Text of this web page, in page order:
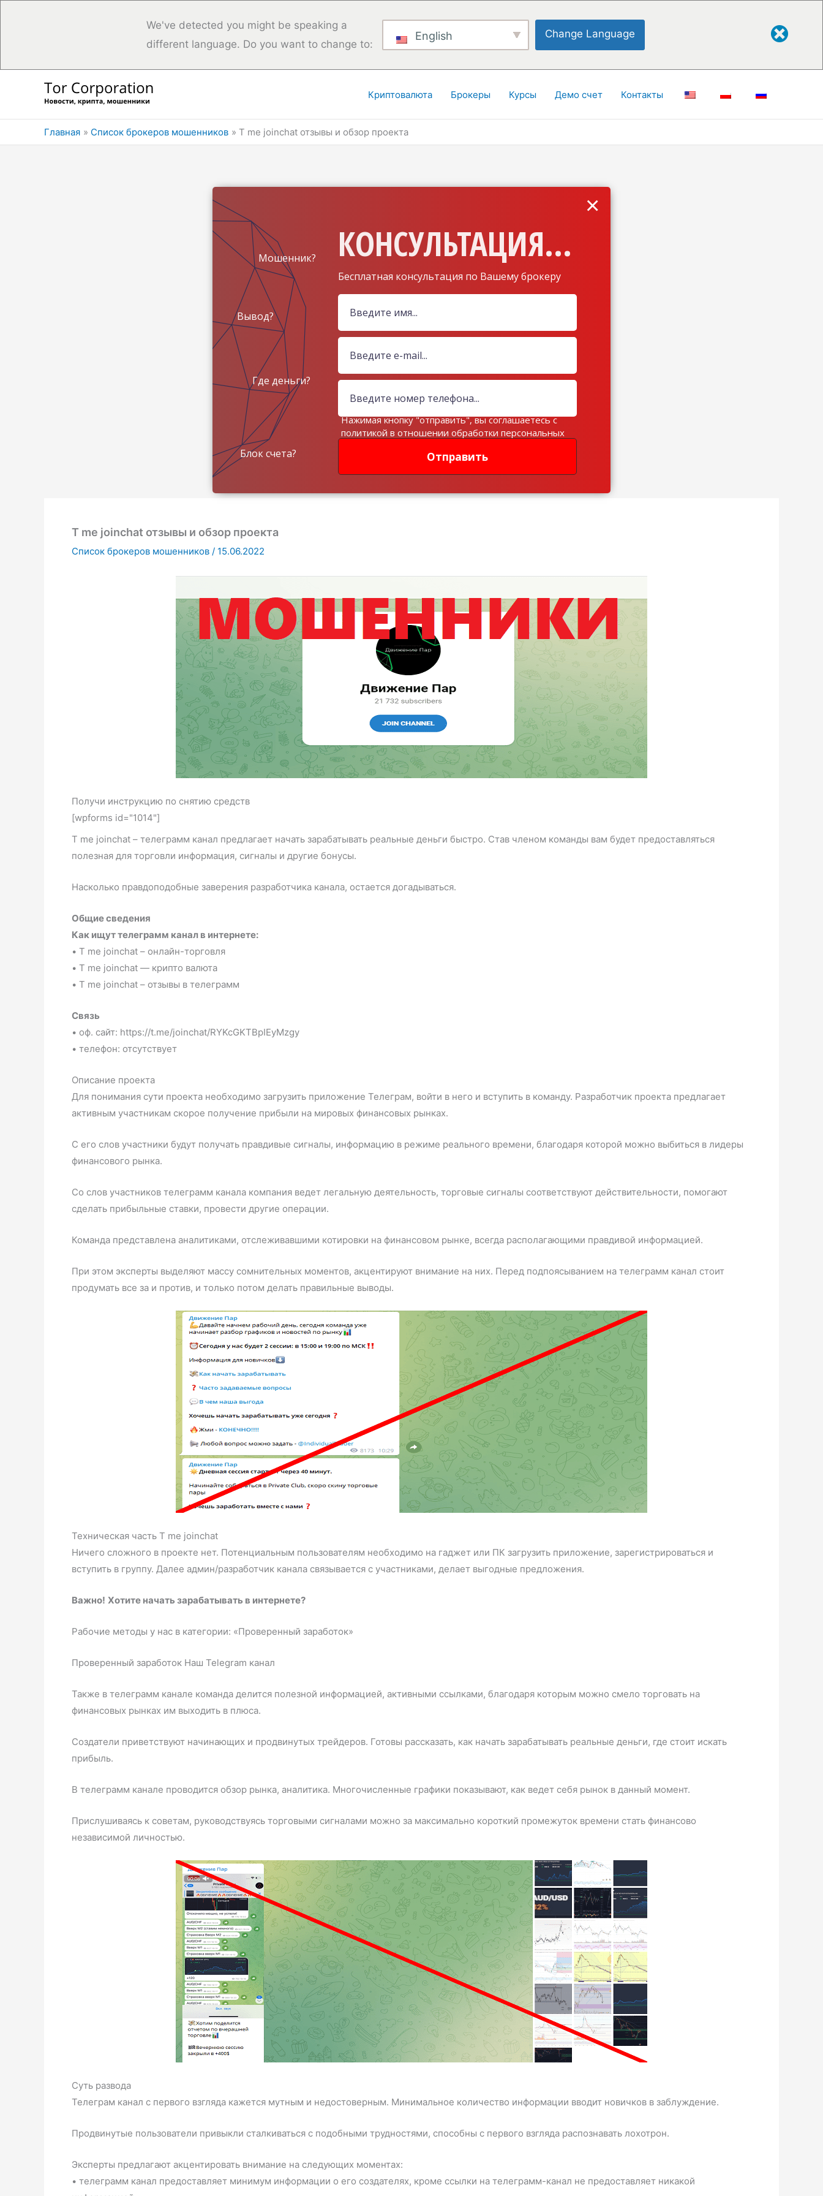
We've detected you might be speaking a
different language. Do you want to change to:
English Change Language
Криптовалюта Брокеры Курсы Демо счет Контакты
Главная Список брокеров мошенников T me joinchat отзывы и обзор проекта
КОНСУЛЬТАЦИЯ...
Бесплатная консультация по Вашему брокеру
Мошенник?
Вывод?
Где деньги?
Блок счета? Отправить
×
Нажимая кнопку "отправить", вы соглашаетесь с
политикой в отношении обработки персональных
T me joinchat отзывы и обзор проекта
Список брокеров мошенников / 15.06.2022
Получи инструкцию по снятию средств
[wpforms id="1014"]
T me joinchat – телеграмм канал предлагает начать зарабатывать реальные деньги быстро. Став членом команды вам будет предоставляться
полезная для торговли информация, сигналы и другие бонусы.
Насколько правдоподобные заверения разработчика канала, остается догадываться.
Общие сведения
Как ищут телеграмм канал в интернете:
• T me joinchat – онлайн-торговля
• T me joinchat — крипто валюта
• T me joinchat – отзывы в телеграмм
Связь
• оф. сайт: https://t.me/joinchat/RYKcGKTBpIEyMzgy
• телефон: отсутствует
Описание проекта
Для понимания сути проекта необходимо загрузить приложение Телеграм, войти в него и вступить в команду. Разработчик проекта предлагает
активным участникам скорое получение прибыли на мировых финансовых рынках.
С его слов участники будут получать правдивые сигналы, информацию в режиме реального времени, благодаря которой можно выбиться в лидеры
финансового рынка.
Со слов участников телеграмм канала компания ведет легальную деятельность, торговые сигналы соответствуют действительности, помогают
сделать прибыльные ставки, провести другие операции.
Команда представлена аналитиками, отслеживавшими котировки на финансовом рынке, всегда располагающими правдивой информацией.
При этом эксперты выделяют массу сомнительных моментов, акцентируют внимание на них. Перед подпоясыванием на телеграмм канал стоит
продумать все за и против, и только потом делать правильные выводы.
Техническая часть T me joinchat
Ничего сложного в проекте нет. Потенциальным пользователям необходимо на гаджет или ПК загрузить приложение, зарегистрироваться и
вступить в группу. Далее админ/разработчик канала связывается с участниками, делает выгодные предложения.
Важно! Хотите начать зарабатывать в интернете?
Рабочие методы у нас в категории: «Проверенный заработок»
Проверенный заработок Наш Telegram канал
Также в телеграмм канале команда делится полезной информацией, активными ссылками, благодаря которым можно смело торговать на
финансовых рынках им выходить в плюса.
Создатели приветствуют начинающих и продвинутых трейдеров. Готовы рассказать, как начать зарабатывать реальные деньги, где стоит искать
прибыль.
В телеграмм канале проводится обзор рынка, аналитика. Многочисленные графики показывают, как ведет себя рынок в данный момент.
Прислушиваясь к советам, руководствуясь торговыми сигналами можно за максимально короткий промежуток времени стать финансово
независимой личностью.
Суть развода
Телеграм канал с первого взгляда кажется мутным и недостоверным. Минимальное количество информации вводит новичков в заблуждение.
Продвинутые пользователи привыкли сталкиваться с подобными трудностями, способны с первого взгляда распознавать лохотрон.
Эксперты предлагают акцентировать внимание на следующих моментах:
• телеграмм канал предоставляет минимум информации о его создателях, кроме ссылки на телеграмм-канал не предоставляет никакой